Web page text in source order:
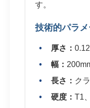
す。
技術的パラメ
厚さ：
幅：
長さ： ク
硬度： T1